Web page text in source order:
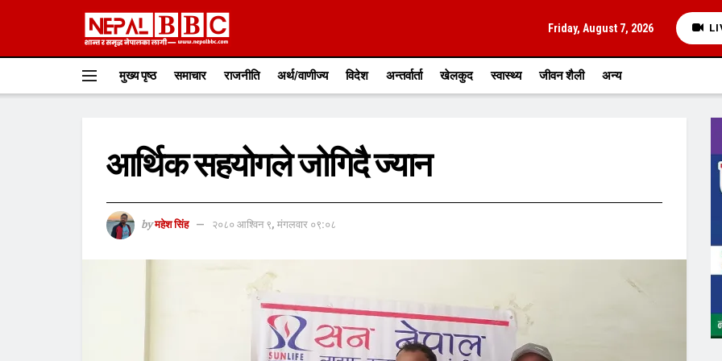
Friday, August 7, 2026
मुख्य पृष्ठ समाचार राजनीति अर्थ/वाणीज्य विदेश अन्तर्वार्ता खेलकुद स्वास्थ्य जीवन शैली अन्य
आर्थिक सहयोगले जोगिदै ज्यान
by महेश सिंह २०८० आश्विन ९, मंगलवार ०९:०८